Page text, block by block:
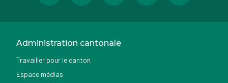
Administration cantonale
Travailler pour le canton
Espace médias